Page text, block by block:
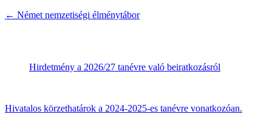
← Német nemzetiségi élménytábor
Hirdetmény a 2026/27 tanévre való beiratkozásról
Hivatalos körzethatárok a 2024-2025-es tanévre vonatkozóan.